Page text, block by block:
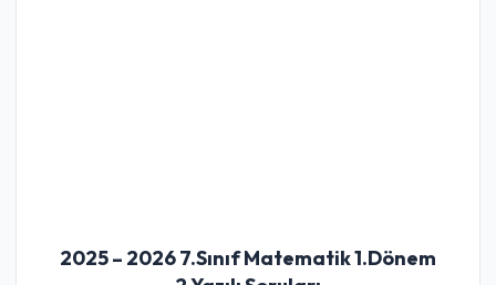
2025 – 2026 7.Sınıf Matematik 1.Dönem